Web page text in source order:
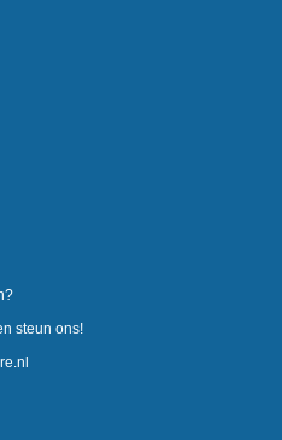
steun ons!